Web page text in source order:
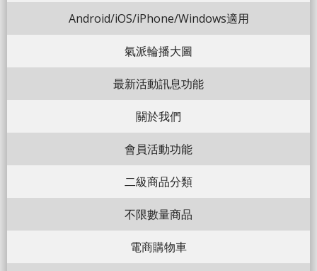
Android/iOS/iPhone/Windows適用
氣派輪播大圖
最新活動訊息功能
關於我們
會員活動功能
二級商品分類
不限數量商品
電商購物車